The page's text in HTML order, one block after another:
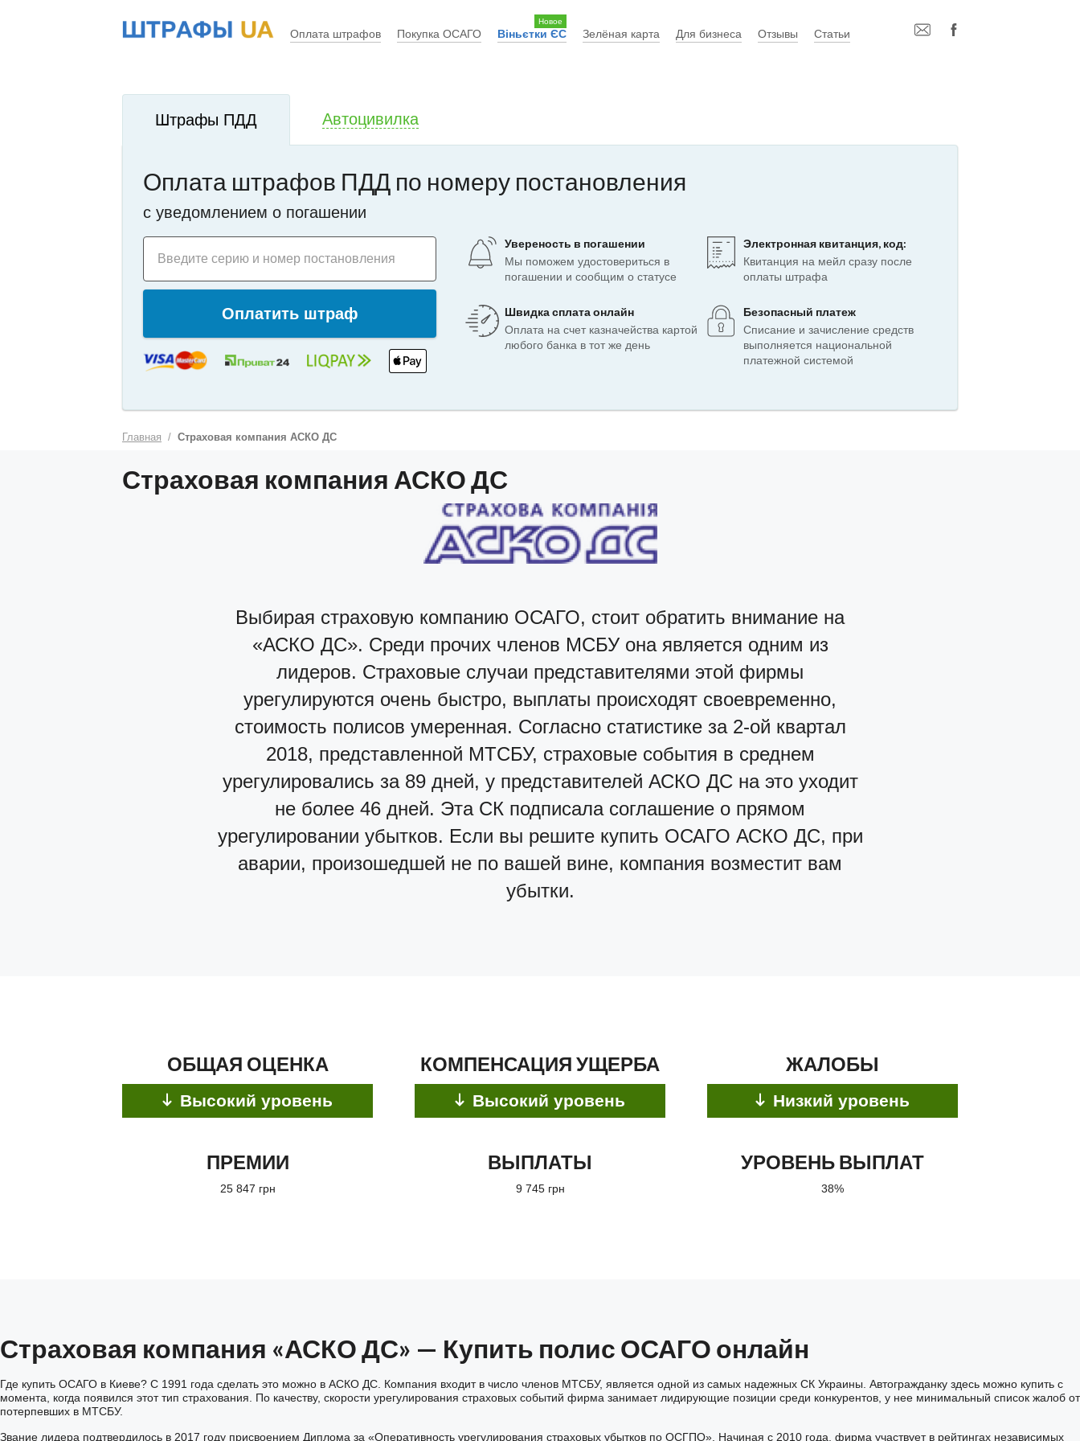
Оплата штрафов Покупка ОСАГО Віньєтки ЄС
Новое
Зелёная карта Для бизнеса Отзывы Статьи
Штрафы ПДД Автоцивилка
Оплата штрафов ПДД по номеру постановления
c уведомлением о погашении
Введите серию и номер постановления
Оплатить штраф
Увереность в погашении
Мы поможем удостовериться в
погашении и сообщим о статусе
Электронная квитанция, код:
Квитанция на мейл сразу после
оплаты штрафа
Швидка сплата онлайн
Оплата на счет казначейства картой
любого банка в тот же день
Безопасный платеж
Списание и зачисление средств
выполняется национальной
платежной системой
Главная Страховая компания АСКО ДС
Страховая компания АСКО ДС
Выбирая страховую компанию ОСАГО, стоит обратить внимание на
«АСКО ДС». Среди прочих членов МСБУ она является одним из
лидеров. Страховые случаи представителями этой фирмы
урегулируются очень быстро, выплаты происходят своевременно,
стоимость полисов умеренная. Согласно статистике за 2-ой квартал
2018, представленной МТСБУ, страховые события в среднем
урегулировались за 89 дней, у представителей АСКО ДС на это уходит
не более 46 дней. Эта СК подписала соглашение о прямом
урегулировании убытков. Если вы решите купить ОСАГО АСКО ДС, при
аварии, произошедшей не по вашей вине, компания возместит вам
убытки.
ОБЩАЯ ОЦЕНКА
Высокий уровень
КОМПЕНСАЦИЯ УЩЕРБА
Высокий уровень
ЖАЛОБЫ
Низкий уровень
ПРЕМИИ
25 847 грн
ВЫПЛАТЫ
9 745 грн
УРОВЕНЬ ВЫПЛАТ
38%
Страховая компания «АСКО ДС» — Купить полис ОСАГО онлайн
Где купить ОСАГО в Киеве? С 1991 года сделать это можно в АСКО ДС. Компания входит в число членов МТСБУ, является одной из самых надежных СК Украины. Автогражданку здесь можно купить с
момента, когда появился этот тип страхования. По качеству, скорости урегулирования страховых событий фирма занимает лидирующие позиции среди конкурентов, у нее минимальный список жалоб от
потерпевших в МТСБУ.
Звание лидера подтвердилось в 2017 году присвоением Диплома за «Оперативность урегулирования страховых убытков по ОСГПО». Начиная с 2010 года, фирма участвует в рейтингах независимых